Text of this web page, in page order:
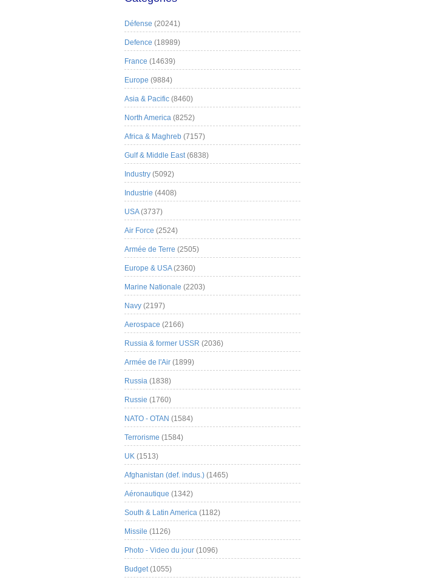
Défense (20241)
Defence (18989)
France (14639)
Europe (9884)
Asia & Pacific (8460)
North America (8252)
Africa & Maghreb (7157)
Gulf & Middle East(6838)
Industry (5092)
Industrie (4408)
USA(3737)
Air Force (2524)
Armée de Terre (2505)
Europe & USA(2360)
Marine Nationale (2203)
Navy (2197)
Aerospace (2166)
Russia & former USSR (2036)
Armée de l'Air (1899)
Russia (1838)
Russie (1760)
NATO - OTAN (1584)
Terrorisme (1584)
UK (1513)
Afghanistan (def. indus.) (1465)
Aéronautique (1342)
South & Latin America (1182)
Missile (1126)
Photo - Video du jour (1096)
Budget(1055)